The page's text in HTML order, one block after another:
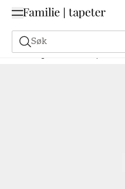
Søk
Maling Bestill basert på NCS